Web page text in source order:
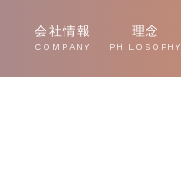
会社情報
COMPANY
理念
PHILOSOPHY